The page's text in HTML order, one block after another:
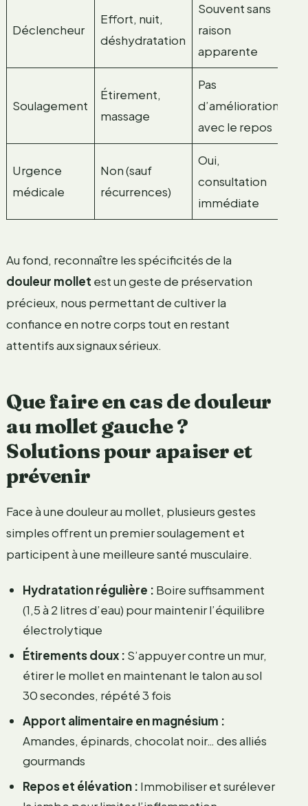
Déclencheur
Effort, nuit,
déshydratation
Souvent sans
raison
apparente
Soulagement
Étirement,
massage
Pas
d’amélioration
avec le repos
Urgence
médicale
Non (sauf
récurrences)
Oui,
consultation
immédiate
Au fond, reconnaître les spécificités de la
douleur mollet est un geste de préservation
précieux, nous permettant de cultiver la
confiance en notre corps tout en restant
attentifs aux signaux sérieux.
Que faire en cas de douleur
au mollet gauche ?
Solutions pour apaiser et
prévenir
Face à une douleur au mollet, plusieurs gestes
simples offrent un premier soulagement et
participent à une meilleure santé musculaire.
Hydratation régulière : Boire suffisamment
(1,5 à 2 litres d’eau) pour maintenir l’équilibre
électrolytique
Étirements doux : S’appuyer contre un mur,
étirer le mollet en maintenant le talon au sol
30 secondes, répété 3 fois
Apport alimentaire en magnésium :
Amandes, épinards, chocolat noir… des alliés
gourmands
Repos et élévation : Immobiliser et surélever